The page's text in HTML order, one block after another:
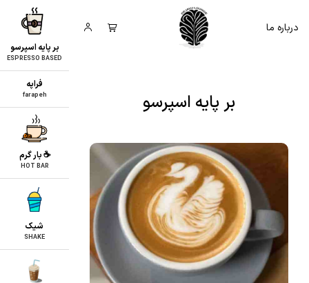
بر پایه اسپرسو
ESPRESSO BASED
فراپه
farapeh
☕ بار گرم
HOT BAR
شیک
SHAKE
درباره ما
بر پایه اسپرسو